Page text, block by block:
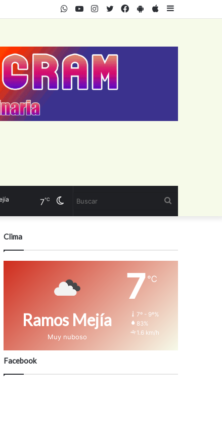
AppStore
PlayStore
Facebook
Twitter
Instagram
Youtube
WhatsApp
Cambiar
7℃
Clima
Ramos Mejía
Muy nuboso
7 ℃
7º - 9º%
83%
1.6 km/h
Facebook